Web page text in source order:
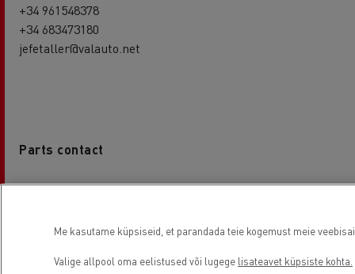
+34 961548378
+34 683473180
jefetaller@valauto.net
Parts contact
Ismael Benedicto
+34666915344
Me kasutame küpsiseid, et parandada teie kogemust meie
Valige allpool oma eelistused või lugege lisateavet küpsiste kohta.